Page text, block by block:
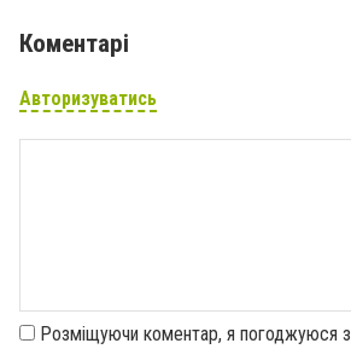
Коментарі
Авторизуватись
Розміщуючи коментар, я погоджуюся з